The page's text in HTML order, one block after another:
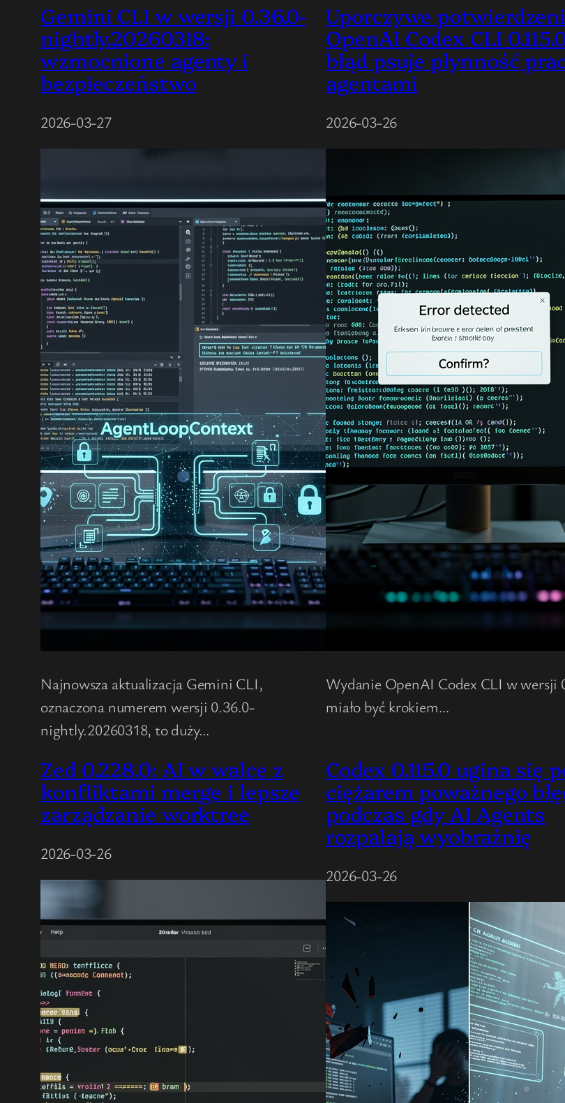
Gemini CLI w wersji 0.36.0-
nightly.20260318:
wzmocnione agenty i
bezpieczeństwo
2026-03-27
Najnowsza aktualizacja Gemini CLI,
oznaczona numerem wersji 0.36.0-
nightly.20260318, to duży…
Uporczywe
OpenAI Codex CLI
błąd psuje płynność
agentami
2026-03-26
Wydanie OpenAI Codex CLI w wersji
miało być krokiem…
Zed 0.228.0: AI w walce z
konfliktami merge i lepsze
zarządzanie worktree
2026-03-26
Codex 0.115.0 ugina się
ciężarem poważnego
podczas gdy AI Agents
rozpalają wyobraźnię
2026-03-26